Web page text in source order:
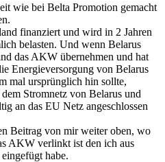
wie bei Belta Promotion gemacht
finanziert und wird in 2 Jahren
belasten. Und wenn Belarus
das AKW übernehmen und hat
Energieversorgung von Belarus
mal ursprünglich hin sollte,
Stromnetz von Belarus und
an das EU Netz angeschlossen
Beitrag von mir weiter oben, wo
AKW verlinkt ist den ich aus
habe.